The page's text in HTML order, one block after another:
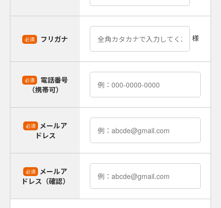
必須 フリガナ 様
必須
電話番号
（携帯可）
必須
メールア
ドレス
必須
メールア
ドレス（確認）